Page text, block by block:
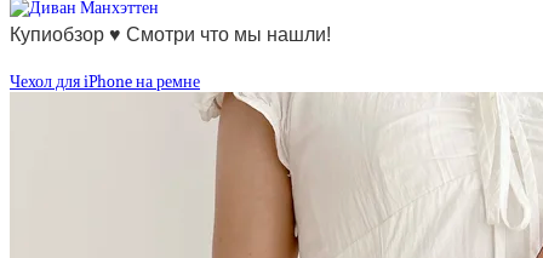
Купиобзор ♥ Смотри что мы нашли!
Чехол для iPhone на ремне